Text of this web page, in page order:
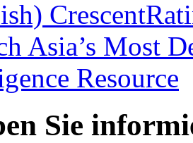
Asia’s Most
Resource
Sie